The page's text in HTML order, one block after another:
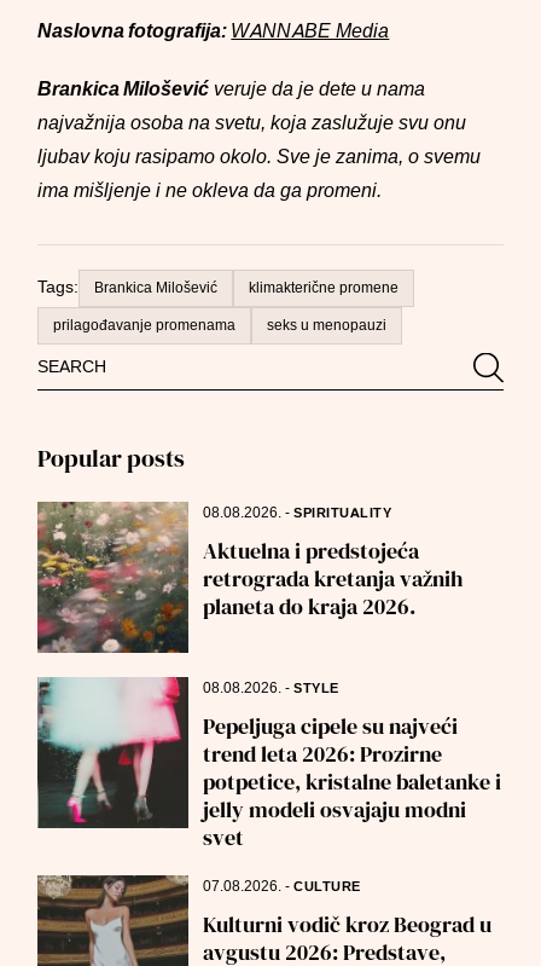
Search
for:
Popular posts
08.08.2026.-SPIRITUALITY
Aktuelna i predstojeća
retrograda kretanja važnih
planeta do kraja 2026.
08.08.2026.-STYLE
Pepeljuga cipele su najveći
trend leta 2026: Prozirne
potpetice, kristalne baletanke i
jelly modeli osvajaju modni
svet
07.08.2026.-CULTURE
Kulturni vodič kroz Beograd u
avgustu 2026: Predstave,
Naslovna fotografija: WANNABE Media
Brankica Milošević veruje da je dete u nama
najvažnija osoba na svetu, koja zaslužuje svu onu
ljubav koju rasipamo okolo. Sve je zanima, o svemu
ima mišljenje i ne okleva da ga promeni.
Tags: Brankica Milošević klimakterične promene
prilagođavanje promenama seks u menopauzi